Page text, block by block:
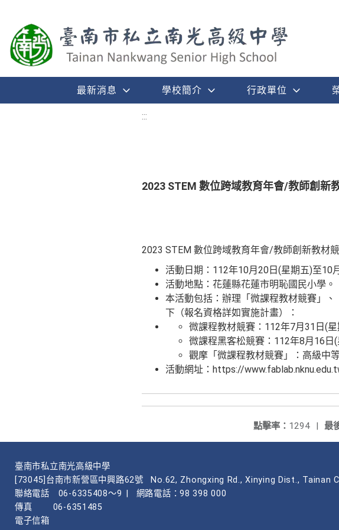
最新消息 學校簡介 行政單位
:::
2023 STEM 數位跨域教育年會/教師創新
2023 STEM 數位跨域教育年會/教師創新教材
活動日期：112年10月20日(星期五)至10
活動地點：花蓮縣花蓮市明恥國民小學。
本活動包括：辦理「微課程教材競賽」
下（報名資格詳如實施計畫）：
微課程教材競賽：112年7月31日(星
微課程黑客松競賽：112年8月16日(
觀摩「微課程教材競賽」：高級中
活動網址：https://
最
點擊率： 1294 |
臺南市私立南光高級中學
[73045]台南市新營區中興路62號
No.62, Zhongxing Rd., Xinying Dist., Tainan
聯絡電話
06-6335408～9
網路電話：98 398 000
傳真
06-6351485
電子信箱